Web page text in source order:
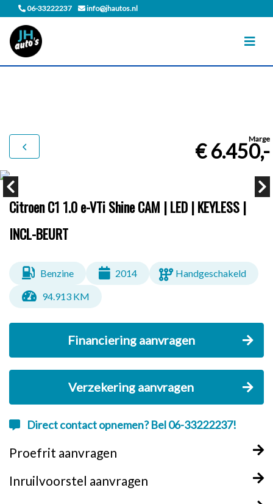
06-33222237 info@jhautos.nl
Marge
€ 6.450,-
Citroen C1 1.0 e-VTi Shine CAM | LED | KEYLESS |
INCL-BEURT
Benzine 2014
Handgeschakeld
94.913 KM
Financiering aanvragen
Verzekering aanvragen
Direct contact opnemen? Bel 06-33222237!
Proefrit aanvragen
Inruilvoorstel aanvragen